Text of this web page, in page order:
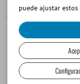
puede ajustar